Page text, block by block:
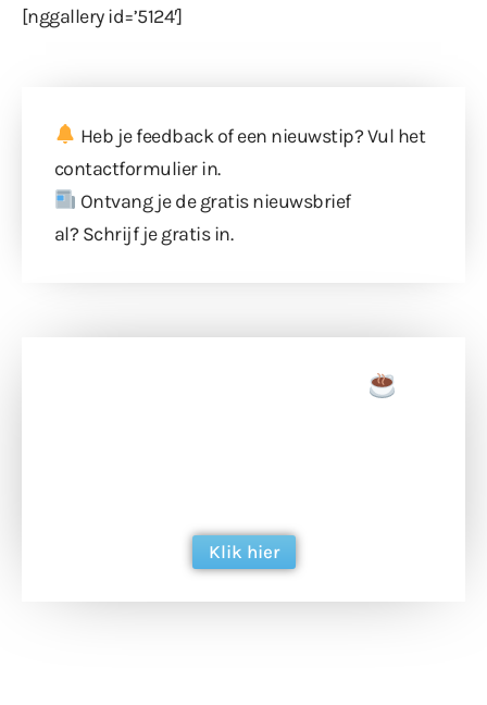
[nggallery id=’5124′]
Heb je feedback of een nieuwstip? Vul het
contactformulierin.
Ontvang je de gratis nieuwsbrief
al? Schrijf je gratis in.
Klik hier